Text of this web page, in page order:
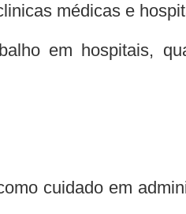
médicas e
em hospitais,
cuidado em